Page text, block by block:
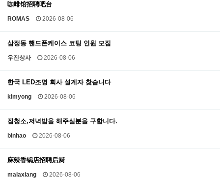
咖啡馆招聘吧台
ROMAS 2026-08-06
삼정동 핸드폰케이스 코팅 인원 모집
우진상사 2026-08-06
한국 LED조명 회사 설계자 찾습니다
kimyong 2026-08-06
집청소,저녁밥을 해주실분을 구합니다.
binhao 2026-08-06
麻辣香锅店招聘后厨
malaxiang 2026-08-06